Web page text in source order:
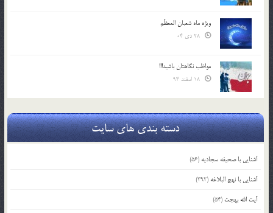
ویژه ماه شعبان المعظّم
مواظب نگاهتان باشید!!!
دسته بندی های سایت
آشنایی با صحیفه سجادیه (56)
آشنایی با نهج البلاغه (392)
آیت الله بهجت (54)